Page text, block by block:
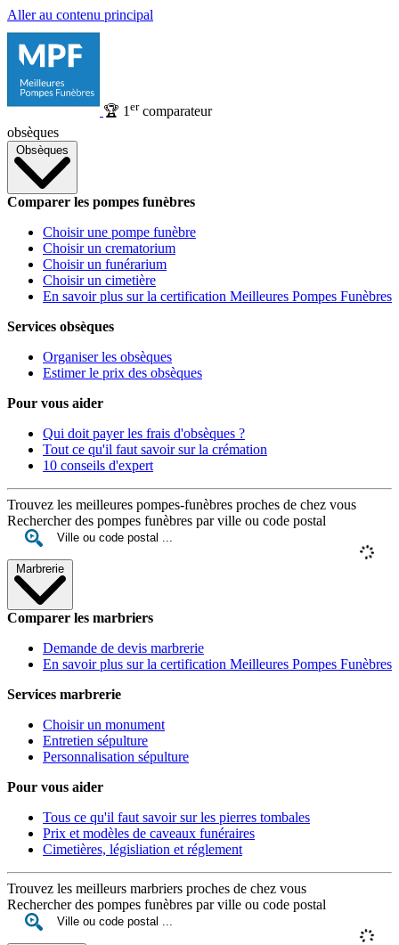
Aller au contenu principal
🏆 1 ercomparateur
obsèques
Obsèques
Comparer les pompes funèbres
Choisir une pompe funèbre
Choisir un crematorium
Choisir un funérarium
Choisir un cimetière
En savoir plus sur la certification Meilleures Pompes Funèbres
Services obsèques
Organiser les obsèques
Estimer le prix des obsèques
Pour vous aider
Qui doit payer les frais d'obsèques ?
Tout ce qu'il faut savoir sur la crémation
10 conseils d'expert
Trouvez les meilleures pompes-funèbres proches de chez vous
Rechercher des pompes funèbres par ville ou code postal
Marbrerie
Comparer les marbriers
Demande de devis marbrerie
En savoir plus sur la certification Meilleures Pompes Funèbres
Services marbrerie
Choisir un monument
Entretien sépulture
Personnalisation sépulture
Pour vous aider
Tous ce qu'il faut savoir sur les pierres tombales
Prix et modèles de caveaux funéraires
Cimetières, législiation et réglement
Trouvez les meilleurs marbriers proches de chez vous
Rechercher des pompes funèbres par ville ou code postal